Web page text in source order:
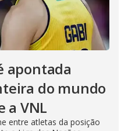
apontada
do mundo
a VNL
entre atletas da posição